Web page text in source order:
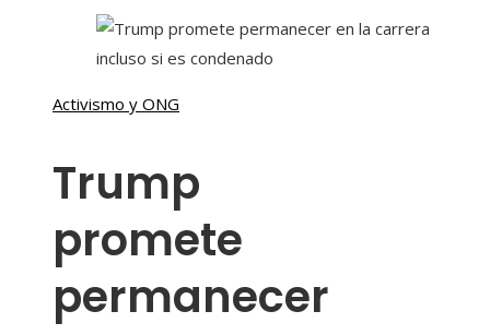
Activismo y ONG
Trump
promete
permanecer